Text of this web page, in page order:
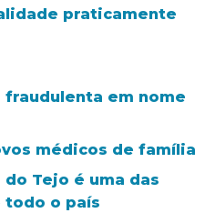
praticamente
fraudulenta em nome
médicos de família
do Tejo é uma das
todo o país